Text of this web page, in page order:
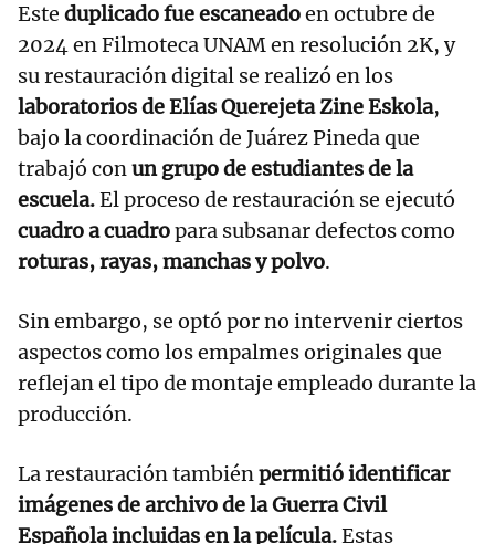
Este duplicado fue escaneadoen octubre de
2024 en Filmoteca UNAM en resolución 2K, y
su restauración digital se realizó en los
laboratorios de Elías Querejeta Zine Eskola,
bajo la coordinación de Juárez Pineda que
trabajó conun grupo de estudiantes de la
escuela.El proceso de restauración se ejecutó
cuadro a cuadropara subsanar defectos como
roturas, rayas, manchas y polvo.
Sin embargo, se optó por no intervenir ciertos
aspectos como los empalmes originales que
reflejan el tipo de montaje empleado durante la
producción.
La restauración tambiénpermitió identificar
imágenes de archivo de la Guerra Civil
Española incluidas en la película.Estas